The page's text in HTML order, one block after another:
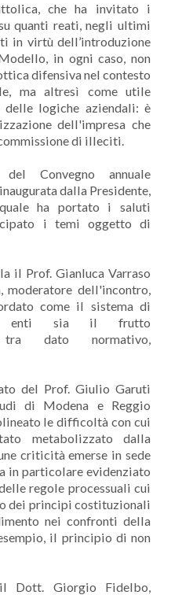
che ha invitato i
quanti reati, negli ultimi
in virtù dell’introduzione
in ogni caso, non
difensiva nel contesto
ma altresì come utile
delle logiche aziendali: è
dell'impresa che
di illeciti.
Convegno annuale
dalla Presidente,
ha portato i saluti
i temi oggetto di
il Prof. Gianluca Varraso
moderatore dell'incontro,
come il sistema di
enti sia il frutto
tra dato normativo,
del Prof. Giulio Garuti
di Modena e Reggio
le difficoltà con cui
metabolizzato dalla
criticità emerse in sede
in particolare evidenziato
regole processuali cui
dei principi costituzionali
nei confronti della
il principio di non
Dott. Giorgio Fidelbo,